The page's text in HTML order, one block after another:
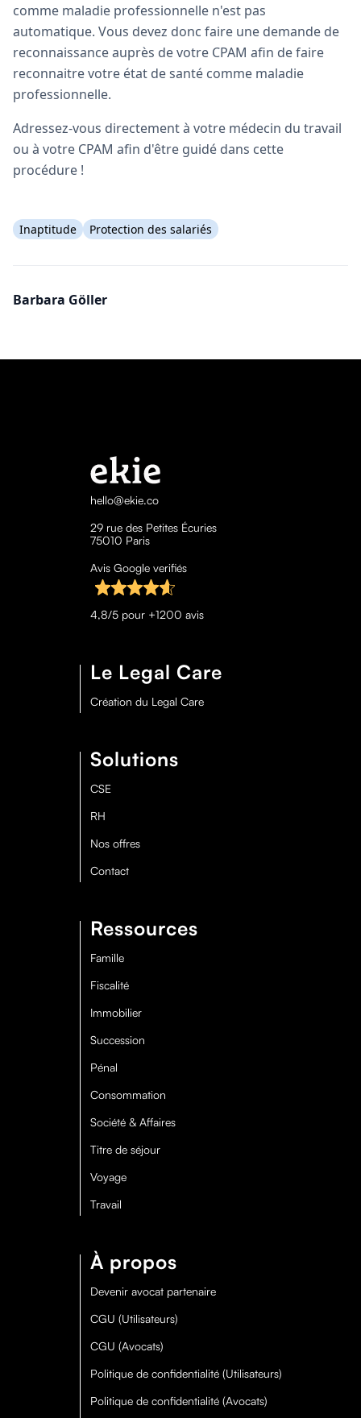
comme maladie professionnelle n'est pas
automatique. Vous devez donc faire une demande de
reconnaissance auprès de votre CPAM afin de faire
reconnaitre votre état de santé comme maladie
professionnelle.
Adressez-vous directement à votre médecin du travail
ou à votre CPAM afin d'être guidé dans cette
procédure !
Inaptitude Protection des salariés
Barbara Göller
hello@ekie.co
29 rue des Petites Écuries
75010 Paris
Avis Google verifiés
4,8/5 pour +1200 avis
Le Legal Care
Création du Legal Care
Solutions
CSE
RH
Nos offres
Contact
Ressources
Famille
Fiscalité
Immobilier
Succession
Pénal
Consommation
Société & Affaires
Titre de séjour
Voyage
Travail
À propos
Devenir avocat partenaire
CGU (Utilisateurs)
CGU (Avocats)
Politique de confidentialité (Utilisateurs)
Politique de confidentialité (Avocats)